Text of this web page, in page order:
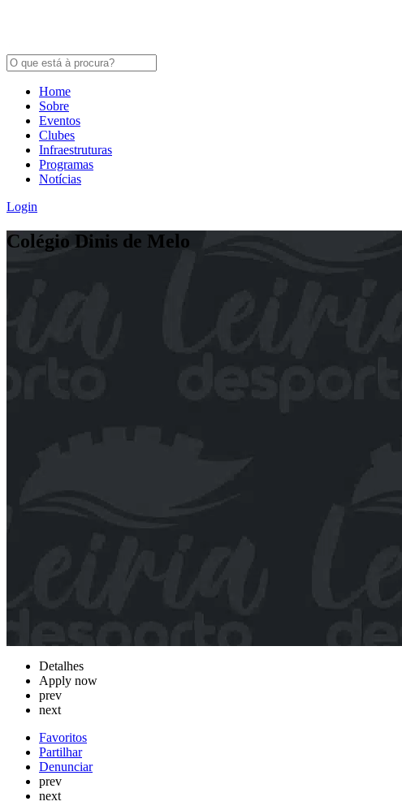
Home
Sobre
Eventos
Clubes
Infraestruturas
Programas
Notícias
Login
Colégio Dinis de Melo
Detalhes
Apply now
prev
next
Favoritos
Partilhar
Denunciar
prev
next